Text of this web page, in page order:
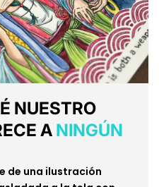
NUESTRO
A NINGÚN
de una ilustración